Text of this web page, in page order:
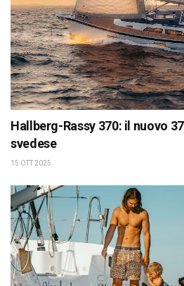
Hallberg-Rassy 370: il nuovo
svedese
15 OTT 2025